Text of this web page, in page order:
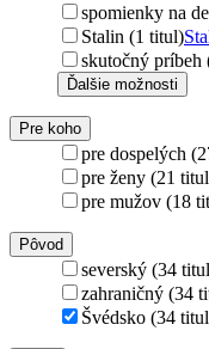
spomienky na
Stalin (1 titul)
skutočný príbeh
Ďalšie možnosti
Pre koho
pre dospelých
pre ženy (21
pre mužov (18
Pôvod
severský (34
zahraničný (34
Švédsko (34